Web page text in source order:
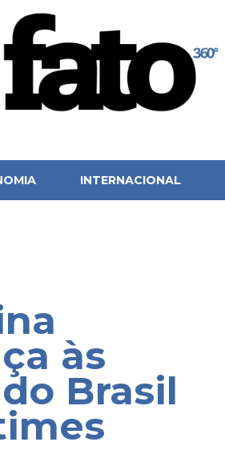
INTERNACIONAL
às
Brasil